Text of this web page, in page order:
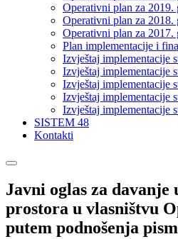
Operativni plan za 2019.
Operativni plan za 2018.
Operativni plan za 2017.
Plan implementacije i
Izvještaj implementacije
Izvještaj implementacije
Izvještaj implementacije
Izvještaj implementacije
Izvještaj implementacije
SISTEM 48
Kontakti
Javni oglas za davanje
prostora u vlasništvu
putem podnošenja